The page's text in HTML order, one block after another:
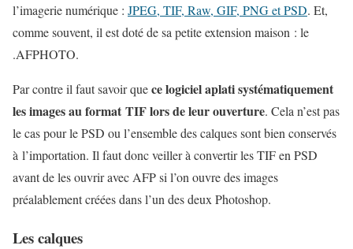
l’imagerie numérique : JPEG, TIF, Raw, GIF, PNG et PSD. Et,
comme souvent, il est doté de sa petite extension maison : le
.AFPHOTO.
Par contre il faut savoir quece logiciel aplati systématiquement
les images au format TIF lors de leur ouverture. Cela n’est pas
le cas pour le PSD ou l’ensemble des calques sont bien conservés
à l’importation. Il faut donc veiller à convertir les TIF en PSD
avant de les ouvrir avec AFP si l’on ouvre des images
préalablement créées dans l’un des deux Photoshop.
Les calques